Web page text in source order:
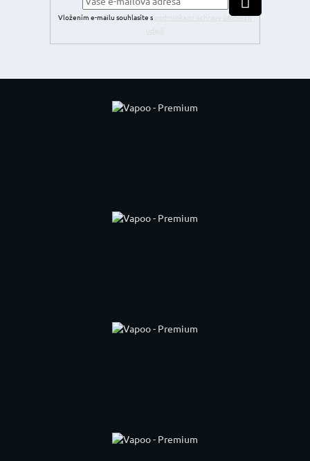
Vložením e-mailu souhlasíte s
podmínkami ochrany osobních